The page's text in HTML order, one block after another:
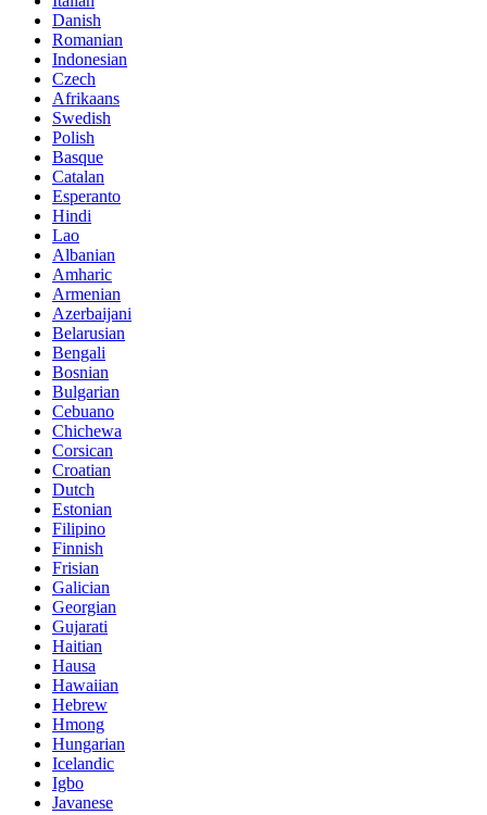
Danish
Romanian
Indonesian
Czech
Afrikaans
Swedish
Polish
Basque
Catalan
Esperanto
Hindi
Lao
Albanian
Amharic
Armenian
Azerbaijani
Belarusian
Bengali
Bosnian
Bulgarian
Cebuano
Chichewa
Corsican
Croatian
Dutch
Estonian
Filipino
Finnish
Frisian
Galician
Georgian
Gujarati
Haitian
Hausa
Hawaiian
Hebrew
Hmong
Hungarian
Icelandic
Igbo
Javanese